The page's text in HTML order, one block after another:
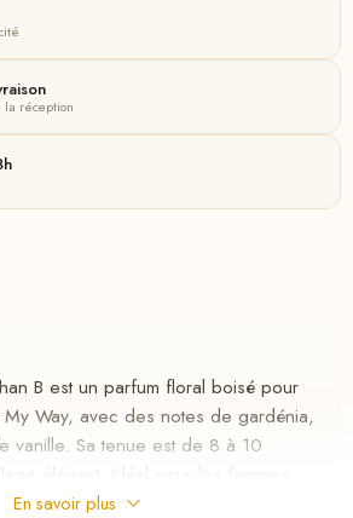
la réception
B est un parfum floral boisé pour
Way, avec des notes de gardénia,
vanille. Sa tenue est de 8 à 10
élégant. Idéal pour les femmes
au Maroc avec livraison gratuite et
En savoir plus